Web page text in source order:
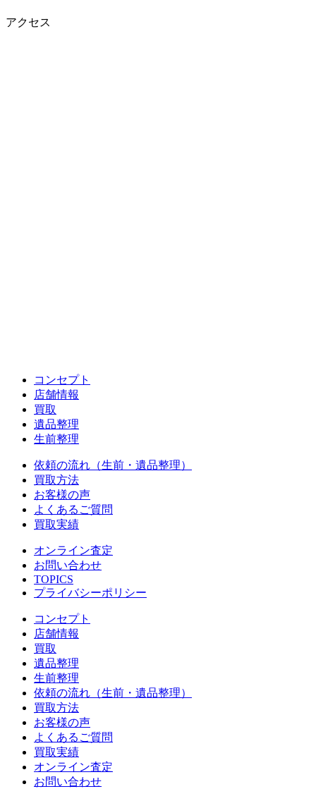
アクセス
コンセプト
店舗情報
買取
遺品整理
生前整理
依頼の流れ（生前・遺品整理）
買取方法
お客様の声
よくあるご質問
買取実績
オンライン査定
お問い合わせ
TOPICS
プライバシーポリシー
コンセプト
店舗情報
買取
遺品整理
生前整理
依頼の流れ（生前・遺品整理）
買取方法
お客様の声
よくあるご質問
買取実績
オンライン査定
お問い合わせ